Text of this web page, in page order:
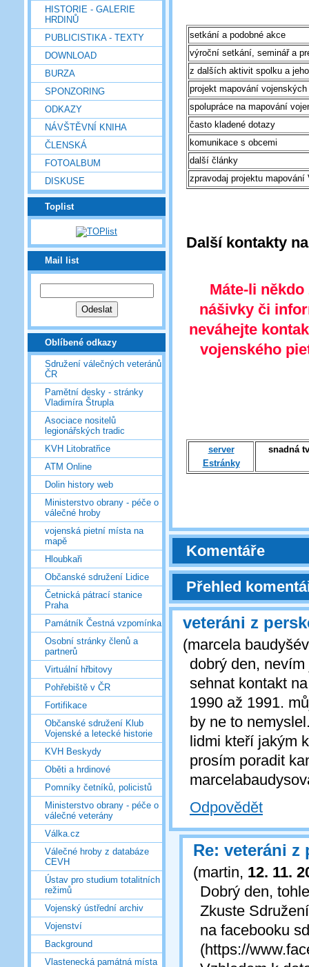
HISTORIE - GALERIE
HRDINŮ
PUBLICISTIKA - TEXTY
DOWNLOAD
BURZA
SPONZORING
ODKAZY
NÁVŠTĚVNÍ KNIHA
ČLENSKÁ
FOTOALBUM
DISKUSE
Toplist
Mail list
Oblíbené odkazy
Sdružení válečných veteránů
ČR
Pamětní desky - stránky
Vladimíra Štrupla
Asociace nositelů
legionářských tradic
KVH Litobratřice
ATM Online
Dolin history web
Ministerstvo obrany - péče o
válečné hroby
vojenská pietní místa na
mapě
Hloubkaři
Občanské sdružení Lidice
Četnická pátrací stanice
Praha
Památník Čestná vzpomínka
Osobní stránky členů a
partnerů
Virtuální hřbitovy
Pohřebiště v ČR
Fortifikace
Občanské sdružení Klub
Vojenské a letecké historie
KVH Beskydy
Oběti a hrdinové
Pomníky četníků, policistů
Ministerstvo obrany - péče o
válečné veterány
Válka.cz
Válečné hroby z databáze
CEVH
Ústav pro studium totalitních
režimů
Vojenský ústřední archiv
Vojenství
Background
Vlastenecká památná místa
setkání a podobné akce
výroční setkání, seminář a
z dalších aktivit spolku a
projekt mapování
spolupráce na mapování
často kladené dotazy
komunikace s obcemi
další články
zpravodaj projektu mapování
Další kontakty
Máte-li
nášivky či
neváhejte
vojenského
server
Estránky
snadná
Komentáře
Přehled
veteráni z
(marcela
dobrý den,
sehnat kontakt
1990 až 1991.
by ne to
lidmi kteří jakým
prosím poradit
Odpovědět
Re: veteráni z
(martin, 12. 11.
Dobrý den,
Zkuste
na facebooku
(https://